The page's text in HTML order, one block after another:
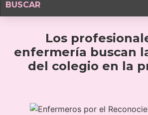
Los
enfermería buscan
del colegio en la